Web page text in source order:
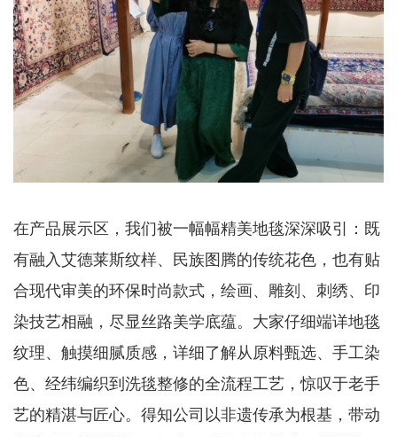
在产品展示区，我们被一幅幅精美地毯深深吸引：既
有融入艾德莱斯纹样、民族图腾的传统花色，也有贴
合现代审美的环保时尚款式，绘画、雕刻、刺绣、印
染技艺相融，尽显丝路美学底蕴。大家仔细端详地毯
纹理、触摸细腻质感，详细了解从原料甄选、手工染
色、经纬编织到洗毯整修的全流程工艺，惊叹于老手
艺的精湛与匠心。得知公司以非遗传承为根基，带动